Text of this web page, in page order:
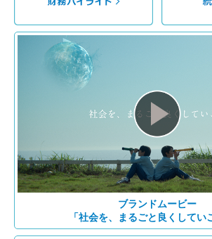
ブランドムービー
「社会を、まるごと良くしてい